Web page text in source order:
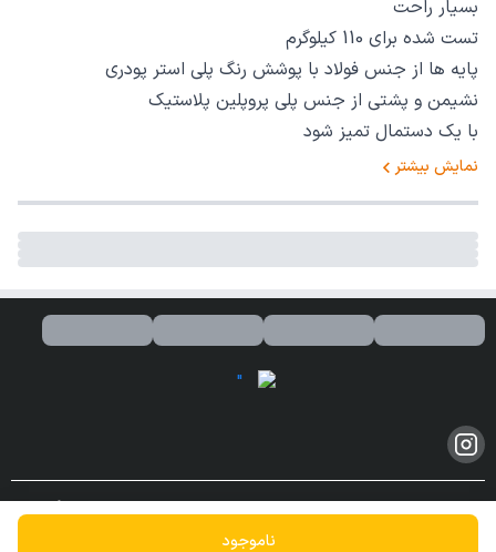
ناموجود
بسیار راحت
تست شده برای 110 کیلوگرم
پایه ها از جنس فولاد با پوشش رنگ پلی استر پودری
نشیمن و پشتی از جنس پلی پروپلین پلاستیک
با یک دستمال تمیز شود
نمایش بیشتر
کلیه حقوق مادی و معنوی این سایت محفوظ و متعلق به این فروشگاه می